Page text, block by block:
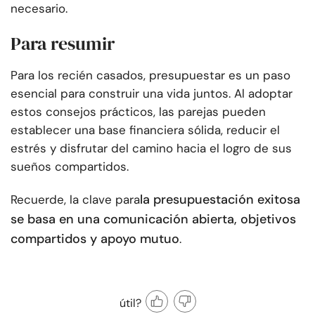
necesario.
Para resumir
Para los recién casados, presupuestar es un paso
esencial para construir una vida juntos. Al adoptar
estos consejos prácticos, las parejas pueden
establecer una base financiera sólida, reducir el
estrés y disfrutar del camino hacia el logro de sus
sueños compartidos.
Recuerde, la clave parala presupuestación exitosa
se basa en una comunicación abierta, objetivos
compartidos y apoyo mutuo.
útil?